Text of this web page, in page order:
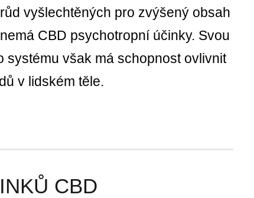
vyšlechtěných pro zvýšený obsah
CBD psychotropní účinky. Svou
však má schopnost ovlivnit
v lidském těle.
CBD